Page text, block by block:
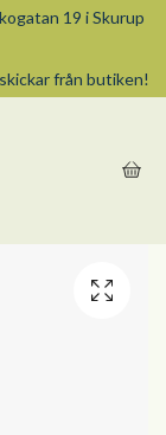
19 i Skurup
från butiken!